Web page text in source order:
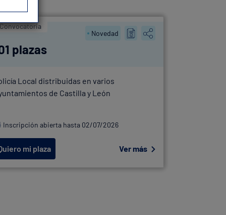
Convocatoria
Novedad
plazas
Local distribuidas en varios
de Castilla y León
Inscripción abierta hasta 02/07/2026
mi plaza Ver más